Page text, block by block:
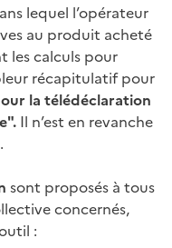
lequel l’opérateur
au produit acheté
les calculs pour
récapitulatif pour
la télédéclaration
Il n’est en revanche
sont proposés à tous
concernés,
: